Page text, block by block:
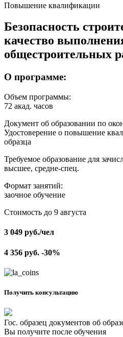
Повышение квалификации
Безопасность
качество
общестроительных
О программе:
Объем программы:
72 акад. часов
Документ об образовании по
Удостоверение о повышение
образца
Требуемое образование для
высшее, средне-спец.
Формат занятий:
заочное обучение
Стоимость до 9 августа
3 049 руб./чел
4 356 руб. -30%
Получить консультацию
Гос. образец документов об
Вы получите после обучения